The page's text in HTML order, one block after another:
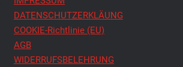
DATENSCHUTZERKLÄUNG
COOKIE-Richtlinie (EU)
AGB
WIDERRUFSBELEHRUNG